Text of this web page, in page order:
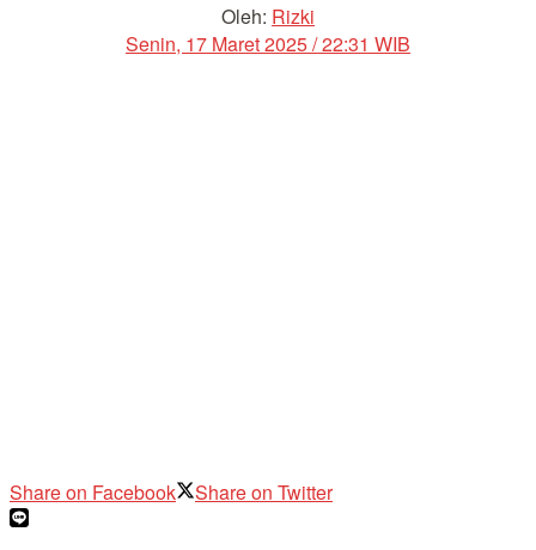
Oleh: Rizki
Senin, 17 Maret 2025 / 22:31 WIB
Share on Facebook Share on Twitter